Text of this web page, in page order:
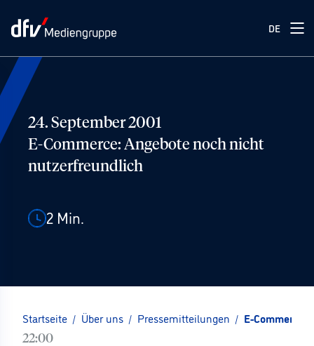
DE
24. September 2001
E-Commerce: Angebote noch nicht
nutzerfreundlich
2 Min.
Startseite / Über uns / Pressemitteilungen / E-
22:00